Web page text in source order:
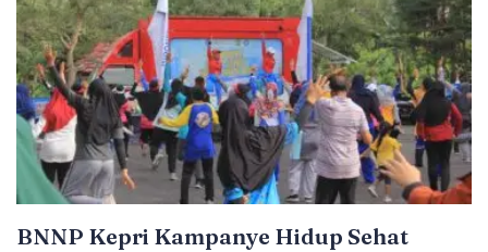
BNNP Kepri Kampanye Hidup Sehat